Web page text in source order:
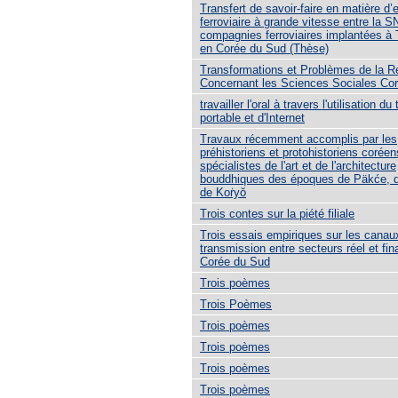
Transfert de savoir-faire en matière
ferroviaire à grande vitesse entre la
compagnies ferroviaires implantées à
en Corée du Sud (Thèse)
Transformations et Problèmes de la
Concernant les Sciences Sociales
travailler l'oral à travers l'utilisation du
portable et d'Internet
Travaux récemment accomplis par les
préhistoriens et protohistoriens
spécialistes de l'art et de l'architecture
bouddhiques des époques de Päkće,
de Koṙyŏ
Trois contes sur la piété filiale
Trois essais empiriques sur les
transmission entre secteurs réel et
Corée du Sud
Trois poèmes
Trois Poèmes
Trois poèmes
Trois poèmes
Trois poèmes
Trois poèmes